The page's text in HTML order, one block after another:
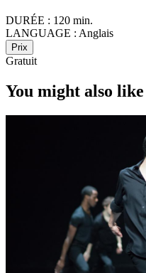
DURÉE : 120 min.
LANGUAGE : Anglais
Prix
Gratuit
You might also like